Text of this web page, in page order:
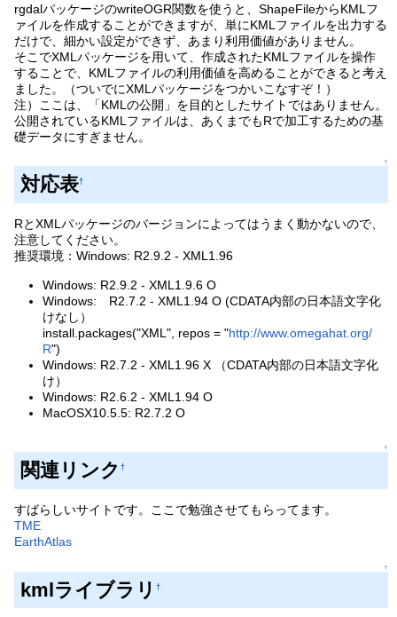
rgdalパッケージのwriteOGR関数を使うと、ShapeFileからKMLフ
ァイルを作成することができますが、単にKMLファイルを出力する
だけで、細かい設定ができず、あまり利用価値がありません。
そこでXMLパッケージを用いて、作成されたKMLファイルを操作
することで、KMLファイルの利用価値を高めることができると考え
ました。（ついでにXMLパッケージをつかいこなすぞ！）
注）ここは、「KMLの公開」を目的としたサイトではありません。
公開されているKMLファイルは、あくまでもRで加工するための基
礎データにすぎません。
↑
対応表†
RとXMLパッケージのバージョンによってはうまく動かないので、
注意してください。
推奨環境：Windows: R2.9.2 - XML1.96
Windows: R2.9.2 - XML1.9.6 O
Windows: R2.7.2 - XML1.94 O (CDATA内部の日本語文字化
けなし）
install.packages("XML", repos = "http://www.omegahat.org/
R")
Windows: R2.7.2 - XML1.96 X （CDATA内部の日本語文字化
け）
Windows: R2.6.2 - XML1.94 O
MacOSX10.5.5: R2.7.2 O
↑
関連リンク †
すばらしいサイトです。ここで勉強させてもらってます。
TME
EarthAtlas
↑
kmlライブラリ †